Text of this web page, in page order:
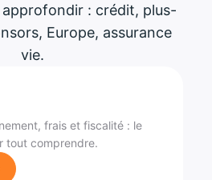
: crédit, plus-
Europe, assurance
vie.
frais et fiscalité : le
tout comprendre.